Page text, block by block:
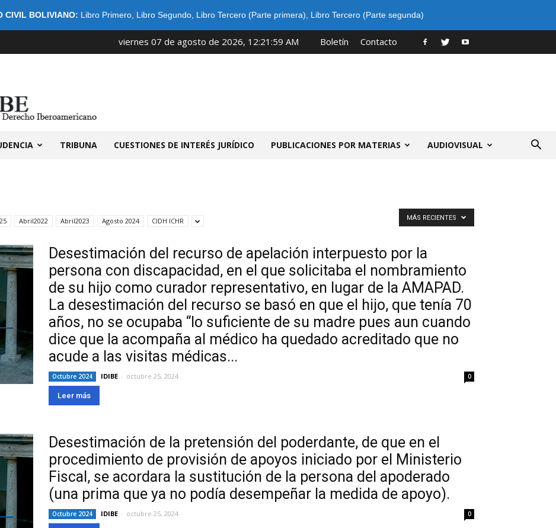
CIVIL BOLIVIANO: Libro Primero, Libro Segundo, Libro Tercero (Parte primera) Libro Tercero (Parte segunda)
viernes 07 de agosto de 2026, 12:21:59 AM Boletín Contacto
TRIBUNA CUESTIONES DE INTERÉS JURÍDICO PUBLICACIONES POR MATERIAS AUDIOVISUAL
Abril2022 Abril2023 Agosto 2024 CIDH ICHR MÁS RECIENTES
Desestimación del recurso de apelación interpuesto por la
persona con discapacidad, en el que solicitaba el nombramiento
de su hijo como curador representativo, en lugar de la AMAPAD.
La desestimación del recurso se basó en que el hijo, que tenía 70
años, no se ocupaba “lo suficiente de su madre pues aun cuando
dice que la acompaña al médico ha quedado acreditado que no
acude a las visitas médicas...
Octubre 2024 IDIBE - octubre 25, 2024 0
Leer más
Desestimación de la pretensión del poderdante, de que en el
procedimiento de provisión de apoyos iniciado por el Ministerio
Fiscal, se acordara la sustitución de la persona del apoderado
(una prima que ya no podía desempeñar la medida de apoyo).
Octubre 2024 IDIBE - octubre 25, 2024 0